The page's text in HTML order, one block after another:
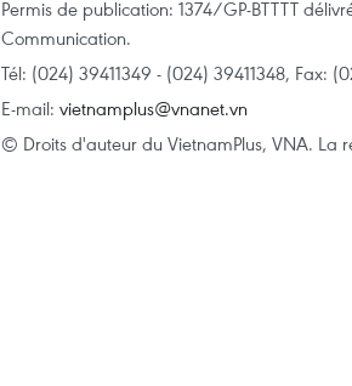
Permis de publication: 1374/GP-BTTTT
Communication.
Tél: (024) 39411349 - (024) 39411348, Fax:
E-mail: vietnamplus@vnanet.vn
© Droits d'auteur du VietnamPlus, VNA. La